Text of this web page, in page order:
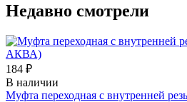
Недавно смотрели
184 ₽
В наличии
Муфта переходная с внутренней